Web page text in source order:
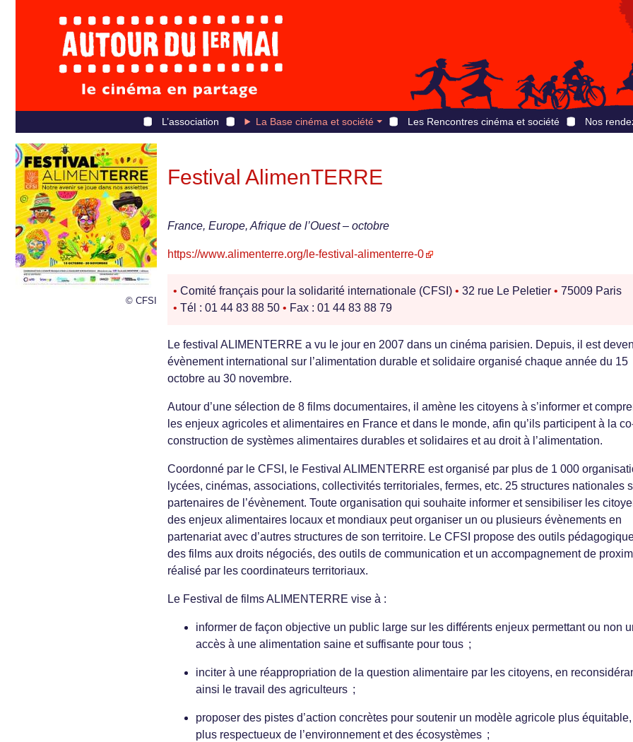
L’association La Base cinéma et société Les Rencontres cinéma et société Nos
© CFSI
Festival AlimenTERRE
France, Europe, Afrique de l’Ouest – octobre
https://www.alimenterre.org/le-festival-alimenterre-0
• Comité français pour la solidarité internationale (CFSI) • 32 rue Le Peletier • 75009 Paris
• Tél : 01 44 83 88 50 • Fax : 01 44 83 88 79
Le festival ALIMENTERRE a vu le jour en 2007 dans un cinéma parisien. Depuis, il est
évènement international sur l’alimentation durable et solidaire organisé chaque année du 15
octobre au 30 novembre.
Autour d’une sélection de 8 films documentaires, il amène les citoyens à s’informer et
les enjeux agricoles et alimentaires en France et dans le monde, afin qu’ils participent à la
construction de systèmes alimentaires durables et solidaires et au droit à l’alimentation.
Coordonné par le CFSI, le Festival ALIMENTERRE est organisé par plus de 1 000
lycées, cinémas, associations, collectivités territoriales, fermes, etc. 25 structures nationales
partenaires de l’évènement. Toute organisation qui souhaite informer et sensibiliser les
des enjeux alimentaires locaux et mondiaux peut organiser un ou plusieurs évènements en
partenariat avec d’autres structures de son territoire. Le CFSI propose des outils
des films aux droits négociés, des outils de communication et un accompagnement de
réalisé par les coordinateurs territoriaux.
Le Festival de films ALIMENTERRE vise à :
informer de façon objective un public large sur les différents enjeux permettant ou non
accès à une alimentation saine et suffisante pour tous ;
inciter à une réappropriation de la question alimentaire par les citoyens, en
ainsi le travail des agriculteurs ;
proposer des pistes d’action concrètes pour soutenir un modèle agricole plus
plus respectueux de l’environnement et des écosystèmes ;